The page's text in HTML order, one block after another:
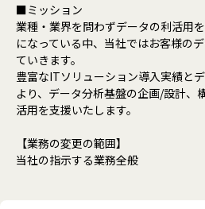
■ミッション
業種・業界を問わずデータの利活用
になっている中、当社ではお客様の
ていきます。
豊富なITソリューション導入実績と
より、データ分析基盤の企画/設計、
活用を支援いたします。
【業務の変更の範囲】
当社の指示する業務全般